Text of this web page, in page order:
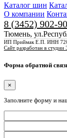
Каталог шин
О компании
8 (3452) 902-
Тюмень,
ИП Приймак Е.П. ИНН
Сайт разработан в студии
Форма обратной
×
Заполните форму и